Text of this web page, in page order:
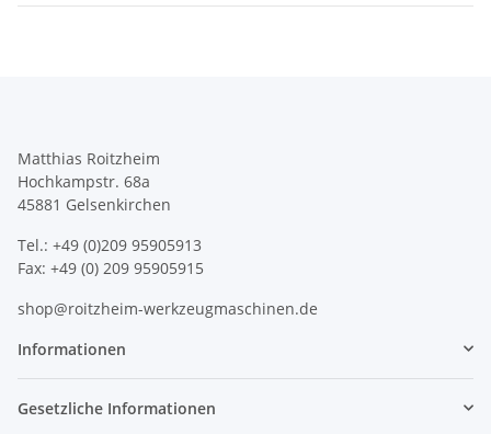
Matthias Roitzheim
Hochkampstr. 68a
45881 Gelsenkirchen
Tel.: +49 (0)209 95905913
Fax: +49 (0) 209 95905915
shop@roitzheim-werkzeugmaschinen.de
Informationen
Gesetzliche Informationen